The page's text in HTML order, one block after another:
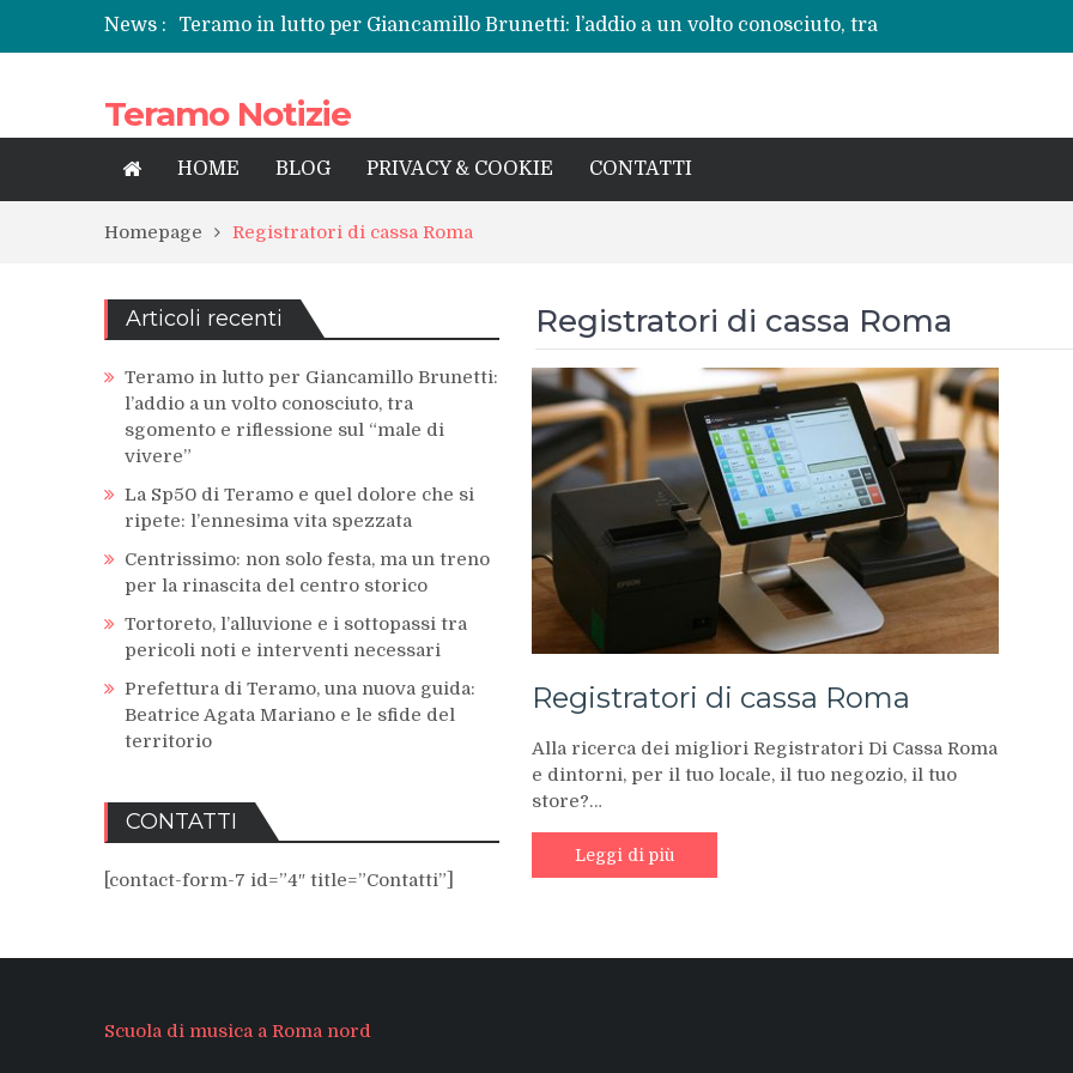
News :
Teramo in lutto per Giancamillo Brunetti: l’addio a un volto conosciuto, tra
sgomento e riflessione sul “male di vivere”
Centrissimo: non solo festa, ma un treno per la rinascita del centro storico
Tortoreto, l’alluvione e i sottopassi tra pericoli noti e interventi necessari
Prefettura di Teramo, una nuova guida: Beatrice Agata Mariano e le sfide del
Teramo Notizie
HOME BLOG PRIVACY & COOKIE CONTATTI
Homepage Registratori di cassa Roma
Registratori di cassa Roma
Registratori di cassa Roma
Alla ricerca dei migliori Registratori Di Cassa Roma
e dintorni, per il tuo locale, il tuo negozio, il tuo
store?…
Leggi di più
Articoli recenti
Teramo in lutto per Giancamillo Brunetti:
l’addio a un volto conosciuto, tra
sgomento e riflessione sul “male di
vivere”
La Sp50 di Teramo e quel dolore che si
ripete: l’ennesima vita spezzata
Centrissimo: non solo festa, ma un treno
per la rinascita del centro storico
Tortoreto, l’alluvione e i sottopassi tra
pericoli noti e interventi necessari
Prefettura di Teramo, una nuova guida:
Beatrice Agata Mariano e le sfide del
territorio
CONTATTI
[contact-form-7 id=”4″ title=”Contatti”]
Scuola di musica a Roma nord